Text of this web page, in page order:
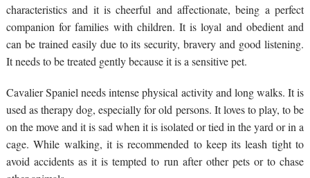
characteristics and it is cheerful and affectionate, being a perfect
companion for families with children. It is loyal and obedient and
can be trained easily due to its security, bravery and good listening.
It needs to be treated gently because it is a sensitive pet.
Cavalier Spaniel needs intense physical activity and long walks. It is
used as therapy dog, especially for old persons. It loves to play, to be
on the move and it is sad when it is isolated or tied in the yard or in a
cage. While walking, it is recommended to keep its leash tight to
avoid accidents as it is tempted to run after other pets or to chase